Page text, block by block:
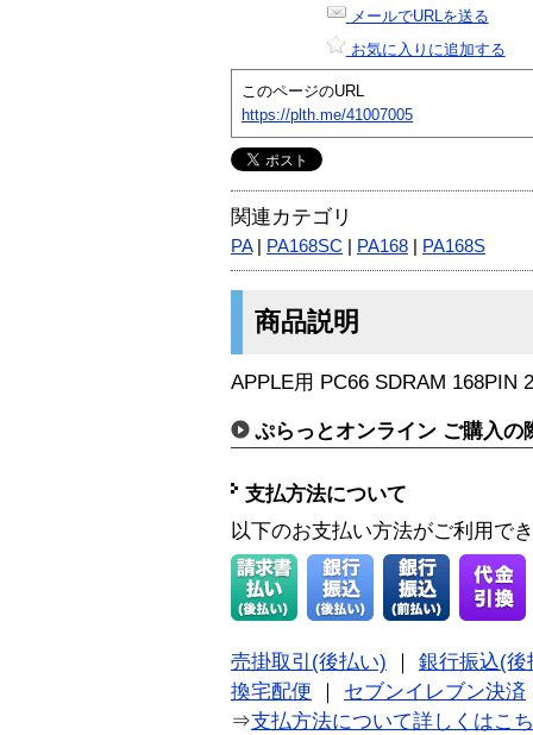
メールでURLを送る
お気に入りに追加する
このページのURL
https://plth.me/41007005
関連カテゴリ
PA| PA168SC PA168 PA168S
商品説明
APPLE用 PC66 SDRAM 168PIN
ぷらっとオンライン ご購入の
支払方法について
以下のお支払い方法がご利用で
売掛取引(後払い)
銀行振込(後
換宅配便
セブンイレブン決済
⇒支払方法について詳しくはこ